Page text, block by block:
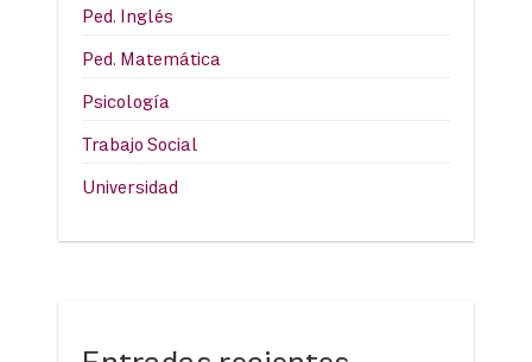
Ped. Inglés
Ped. Matemática
Psicología
Trabajo Social
Universidad